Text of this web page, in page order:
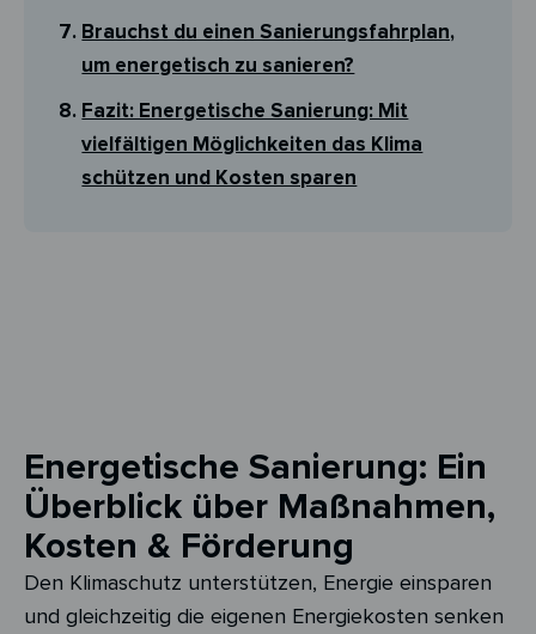
Brauchst du einen Sanierungsfahrplan,
um energetisch zu sanieren?
Fazit: Energetische Sanierung: Mit
vielfältigen Möglichkeiten das Klima
schützen und Kosten sparen
Energetische Sanierung: Ein
Überblick über Maßnahmen,
Kosten & Förderung
Den Klimaschutz unterstützen, Energie einsparen
und gleichzeitig die eigenen Energiekosten senken